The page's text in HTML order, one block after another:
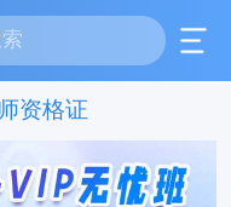
资格证